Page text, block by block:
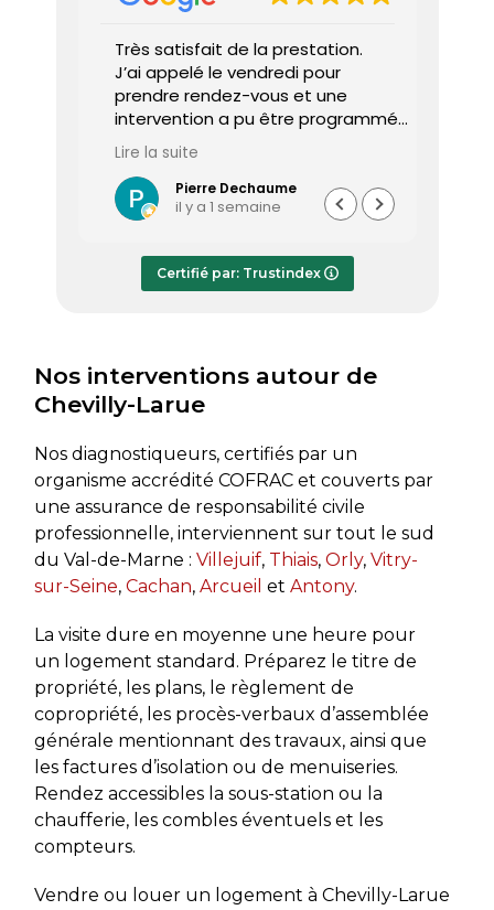
Très satisfait de la prestation.
J’ai appelé le vendredi pour
prendre rendez-vous et une
intervention a pu être programmée
dès le lundi matin.
Le diagnostiqueur est arrivé à
l’heure, a été très professionnel,
efficace et a pris le temps de
Le rapport de diagnostic m’a été
transmis dès le lundi soir, ce qui est
Lire la suite
Pierre Dechaume
il y a 1 semaine
Certifié par: Trustindex
Nos interventions autour de
Chevilly-Larue
Nos diagnostiqueurs, certifiés par un
organisme accrédité COFRAC et couverts par
une assurance de responsabilité civile
professionnelle, interviennent sur tout le sud
du Val-de-Marne : Villejuif, Thiais, Orly, Vitry-
sur-Seine, Cachan, Arcueil et Antony.
La visite dure en moyenne une heure pour
un logement standard. Préparez le titre de
propriété, les plans, le règlement de
copropriété, les procès-verbaux d’assemblée
générale mentionnant des travaux, ainsi que
les factures d’isolation ou de menuiseries.
Rendez accessibles la sous-station ou la
chaufferie, les combles éventuels et les
compteurs.
Vendre ou louer un logement à Chevilly-Larue